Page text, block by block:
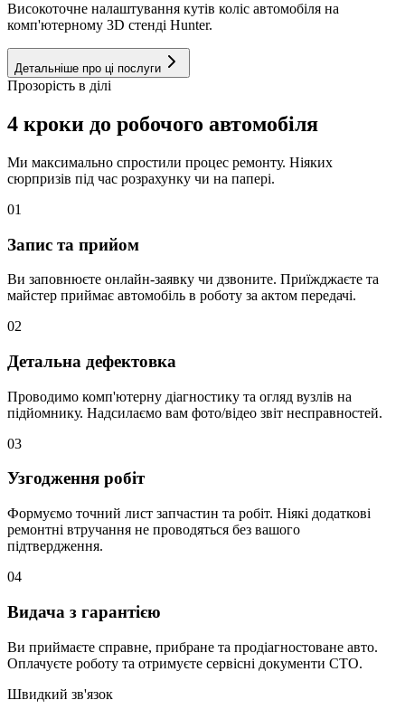
Високоточне налаштування кутів коліс автомобіля на
комп'ютерному 3D стенді Hunter.
Детальніше про ці послуги
Прозорість в ділі
4 кроки до робочого автомобіля
Ми максимально спростили процес ремонту. Ніяких
сюрпризів під час розрахунку чи на папері.
01
Запис та прийом
Ви заповнюєте онлайн-заявку чи дзвоните. Приїжджаєте та
майстер приймає автомобіль в роботу за актом передачі.
02
Детальна дефектовка
Проводимо комп'ютерну діагностику та огляд вузлів на
підйомнику. Надсилаємо вам фото/відео звіт несправностей.
03
Узгодження робіт
Формуємо точний лист запчастин та робіт. Ніякі додаткові
ремонтні втручання не проводяться без вашого
підтвердження.
04
Видача з гарантією
Ви приймаєте справне, прибране та продіагностоване авто.
Оплачуєте роботу та отримуєте сервісні документи СТО.
Швидкий зв'язок